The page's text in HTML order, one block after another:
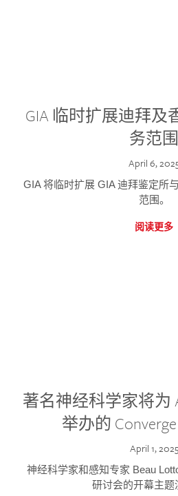
GIA 临时扩展迪拜及
务范围
April 6,
GIA 将临时扩展 GIA 迪拜鉴定所
范围。
阅读更多
著名神经科学家将为
举办的
April 1, 2025
神经科学家和感知专家 Beau
研讨会的开幕主题